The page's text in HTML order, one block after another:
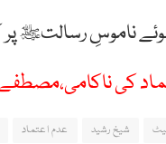
ناموسِ رسالتﷺ پر
کی ناکامی،مصطفے
شیخ رشید عدم اعتماد